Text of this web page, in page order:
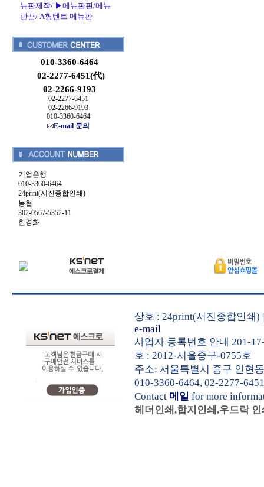
뉴판제작/ ▶메뉴판핀/메뉴
판끈/ A형텐트 메뉴판
010-3360-6464
02-2277-6451(代)
02-2266-9193
02-2277-6451
02-2266-9193
010-3360-6464
E-mail 문의
기업은행
010-3360-6464
24print(서진종합인쇄)
농협
302-0567-5352-11
한경화
상호 : 24print(서진종합인쇄
e-mail
사업자 등록번호 안내 201-
호 : 2012-서울중구-0755호
주소: 서울특별시 중구 인현
010-3360-6464, 02-2277-
Contact 메일 for more
헤더인쇄,합지인쇄,우드락 인